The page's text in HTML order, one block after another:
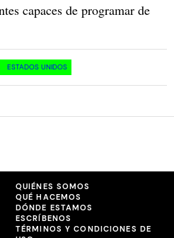
capaces de programar de
ESTADOS UNIDOS
QUIÉNES SOMOS
QUÉ HACEMOS
DÓNDE ESTAMOS
ESCRÍBENOS
TÉRMINOS Y CONDICIONES DE